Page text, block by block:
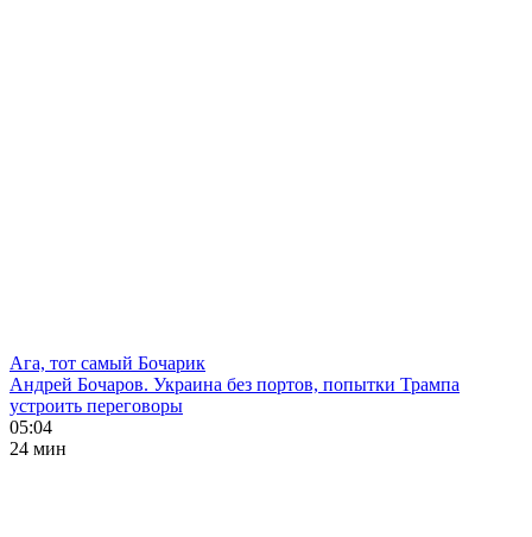
Ага, тот самый Бочарик
Андрей Бочаров. Украина без портов, попытки Трампа
устроить переговоры
05:04
24 мин